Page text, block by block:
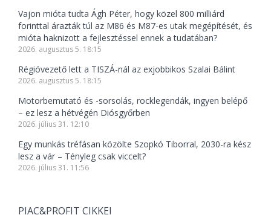
Vajon mióta tudta Ágh Péter, hogy közel 800 milliárd
forinttal árazták túl az M86 és M87-es utak megépítését, és
mióta haknizott a fejlesztéssel ennek a tudatában?
2026. augusztus 5. 18:15
Régióvezető lett a TISZÁ-nál az exjobbikos Szalai Bálint
2026. augusztus 5. 18:15
Motorbemutató és -sorsolás, rocklegendák, ingyen belépő
– ez lesz a hétvégén Diósgyőrben
2026. július 31. 12:10
Egy munkás tréfásan közölte Szopkó Tiborral, 2030-ra kész
lesz a vár – Tényleg csak viccelt?
2026. július 31. 11:56
PIAC&PROFIT CIKKEI